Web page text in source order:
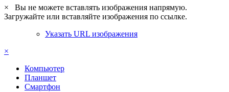
×
Вы не можете вставлять изображения напрямую.
Загружайте или вставляйте изображения по ссылке.
Указать URL изображения
×
Компьютер
Планшет
Смартфон